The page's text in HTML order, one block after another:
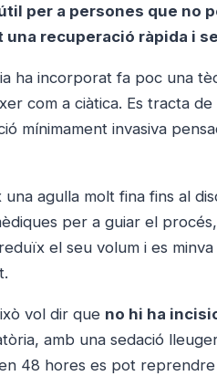
per a persones que no
recuperació ràpida i
ha incorporat fa poc una
com a ciàtica. Es tracta de
mínimament invasiva
agulla molt fina fins al
per a guiar el
el seu volum i es
vol dir que no hi ha
amb una sedació
48 hores es pot